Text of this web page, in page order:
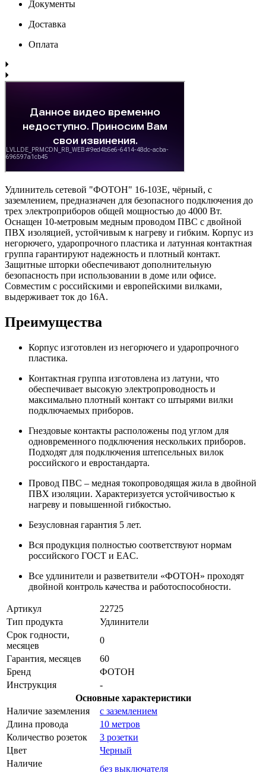
Документы
Доставка
Оплата
Удлинитель сетевой "ФОТОН" 16-103Е, чёрный, с
заземлением, предназначен для безопасного подключения до
трех электроприборов общей мощностью до 4000 Вт.
Оснащен 10-метровым медным проводом ПВС с двойной
ПВХ изоляцией, устойчивым к нагреву и гибким. Корпус из
негорючего, ударопрочного пластика и латунная контактная
группа гарантируют надежность и плотный контакт.
Защитные шторки обеспечивают дополнительную
безопасность при использовании в доме или офисе.
Совместим с российскими и европейскими вилками,
выдерживает ток до 16А.
Преимущества
Корпус изготовлен из негорючего и ударопрочного
пластика.
Контактная группа изготовлена из латуни, что
обеспечивает высокую электропроводность и
максимально плотный контакт со штырями вилки
подключаемых приборов.
Гнездовые контакты расположены под углом для
одновременного подключения нескольких приборов.
Подходят для подключения штепсельных вилок
российского и евростандарта.
Провод ПВС – медная токопроводящая жила в двойной
ПВХ изоляции. Характеризуется устойчивостью к
нагреву и повышенной гибкостью.
Безусловная гарантия 5 лет.
Вся продукция полностью соответствуют нормам
российского ГОСТ и EAC.
Все удлинители и разветвители «ФОТОН» проходят
двойной контроль качества и работоспособности.
Артикул
22725
Тип продукта
Удлинители
Срок годности,
месяцев
0
Гарантия, месяцев
60
Бренд
ФОТОН
Инструкция
-
Основные характеристики
Наличие заземления
с заземлением
Длина провода
10 метров
Количество розеток
3 розетки
Цвет
Черный
Наличие
без выключателя